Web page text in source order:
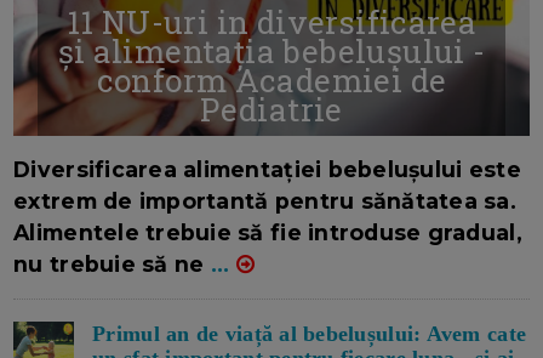
11 NU-uri in diversificarea
și alimentația bebelușului -
conform Academiei de
Pediatrie
Diversificarea alimentației bebelușului este
extrem de importantă pentru sănătatea sa.
Alimentele trebuie să fie introduse gradual,
nu trebuie să ne ...
Primul an de viață al bebelușului: Avem cate